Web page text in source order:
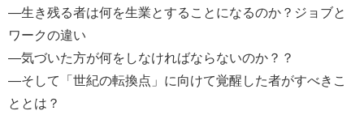
―生き残る者は何を生業とすることになるのか？ジョブと
ワークの違い
―気づいた方が何をしなければならないのか？？
―そして「世紀の転換点」に向けて覚醒した者がすべきこ
ととは？